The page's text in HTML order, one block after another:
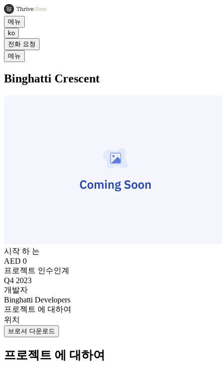
메뉴
ko
전화 요청
메뉴
Binghatti Crescent
시작 하 는
AED 0
프로젝트 인수인계
Q4 2023
개발자
Binghatti Developers
프로젝트 에 대하여
위치
브로셔 다운로드
프로젝트 에 대하여